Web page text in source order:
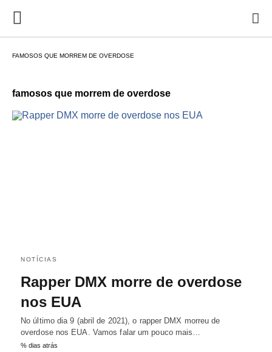
FAMOSOS QUE MORREM DE OVERDOSE
famosos que morrem de overdose
NOTÍCIAS
Rapper DMX morre de overdose
nos EUA
No último dia 9 (abril de 2021), o rapper DMX morreu de
overdose nos EUA. Vamos falar um pouco mais…
% dias atrás